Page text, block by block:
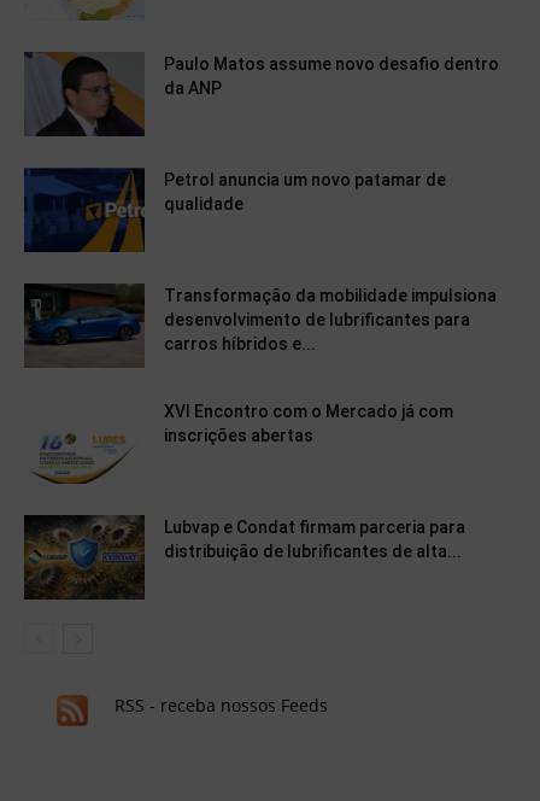
Paulo Matos assume novo desafio dentro
da ANP
Petrol anuncia um novo patamar de
qualidade
Transformação da mobilidade impulsiona
desenvolvimento de lubrificantes para
carros híbridos e...
XVI Encontro com o Mercado já com
inscrições abertas
Lubvap e Condat firmam parceria para
distribuição de lubrificantes de alta...
RSS - receba nossos Feeds